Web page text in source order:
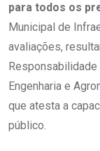
para todos os
Municipal de
avaliações,
Responsabilidade
Engenharia e
que atesta a
público.